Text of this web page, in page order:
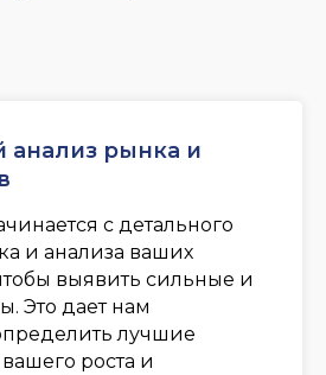
анализ рынка и
с детального
и анализа ваших
выявить сильные и
Это дает нам
лучшие
роста и